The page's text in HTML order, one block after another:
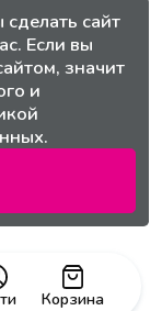
Корзина
сайт
Если вы
значит
и